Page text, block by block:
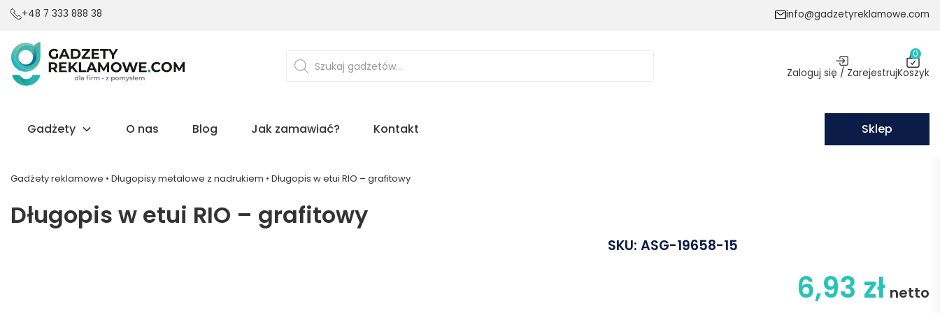
+48 7 333 888 38 info@gadzetyreklamowe.com
produktów Zaloguj się / Zarejestruj
0
Koszyk
Gadżety O nas Blog Jak zamawiać? Kontakt Sklep
Gadżety reklamowe • Długopisy metalowe z nadrukiem • Długopis w etui RIO – grafitowy
Długopis w etui RIO – grafitowy
SKU:ASG-19658-15
6,93 zł netto